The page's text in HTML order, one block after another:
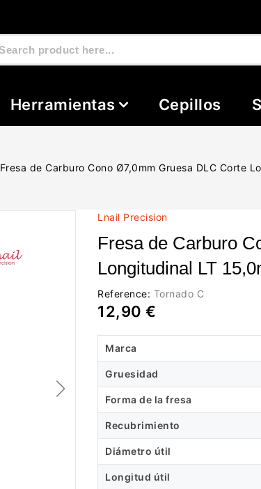
Herramientas Cepillos
Fresa de Carburo Cono Ø7,0mm Gruesa DLC Corte
Lnail Precision
Fresa de Carburo
Longitudinal LT
Reference: Tornado C
12,90 €
Marca
Gruesidad
Forma de la fresa
Recubrimiento
Diámetro útil
Longitud útil